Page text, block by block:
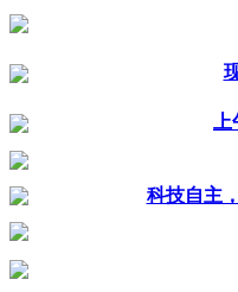
科技自主